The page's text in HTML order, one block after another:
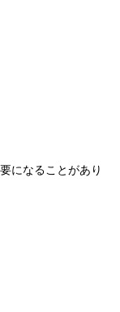
になることがあり